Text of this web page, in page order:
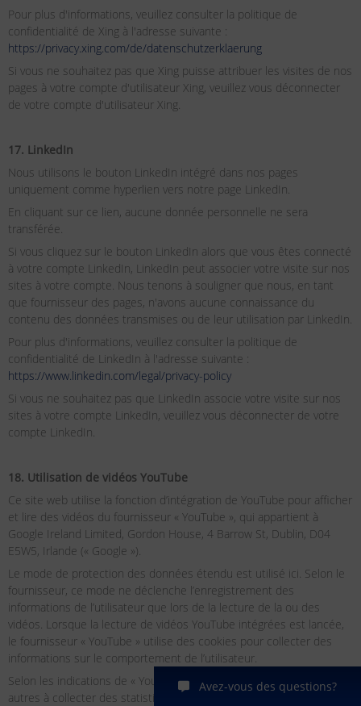
Pour plus d'informations, veuillez consulter la politique de
confidentialité de Xing à l'adresse suivante :
https://privacy.xing.com/de/datenschutzerklaerung
Si vous ne souhaitez pas que Xing puisse attribuer les visites de nos
pages à votre compte d'utilisateur Xing, veuillez vous déconnecter
de votre compte d'utilisateur Xing.
17. LinkedIn
Nous utilisons le bouton LinkedIn intégré dans nos pages
uniquement comme hyperlien vers notre page LinkedIn.
En cliquant sur ce lien, aucune donnée personnelle ne sera
transférée.
Si vous cliquez sur le bouton LinkedIn alors que vous êtes connecté
à votre compte LinkedIn, LinkedIn peut associer votre visite sur nos
sites à votre compte. Nous tenons à souligner que nous, en tant
que fournisseur des pages, n'avons aucune connaissance du
contenu des données transmises ou de leur utilisation par LinkedIn.
Pour plus d'informations, veuillez consulter la politique de
confidentialité de LinkedIn à l'adresse suivante :
https://www.linkedin.com/legal/privacy-policy
Si vous ne souhaitez pas que LinkedIn associe votre visite sur nos
sites à votre compte LinkedIn, veuillez vous déconnecter de votre
compte LinkedIn.
18. Utilisation de vidéos YouTube
Ce site web utilise la fonction d’intégration de YouTube pour afficher
et lire des vidéos du fournisseur « YouTube », qui appartient à
Google Ireland Limited, Gordon House, 4 Barrow St, Dublin, D04
E5W5, Irlande (« Google »).
Le mode de protection des données étendu est utilisé ici. Selon le
fournisseur, ce mode ne déclenche l’enregistrement des
informations de l’utilisateur que lors de la lecture de la ou des
vidéos. Lorsque la lecture de vidéos YouTube intégrées est lancée,
le fournisseur « YouTube » utilise des cookies pour collecter des
informations sur le comportement de l’utilisateur.
Selon les indications de « YouTube », ces cookies servent entre
autres à collecter des statistiques vidéo, à améliorer la convivialité
Avez-vous des questions?